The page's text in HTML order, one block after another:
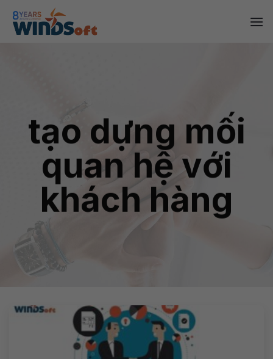
content
tạo dựng mối
quan hệ với
khách hàng